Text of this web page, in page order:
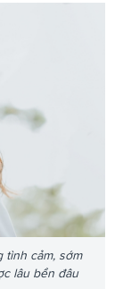
tình cảm, sớm
lâu bền đâu